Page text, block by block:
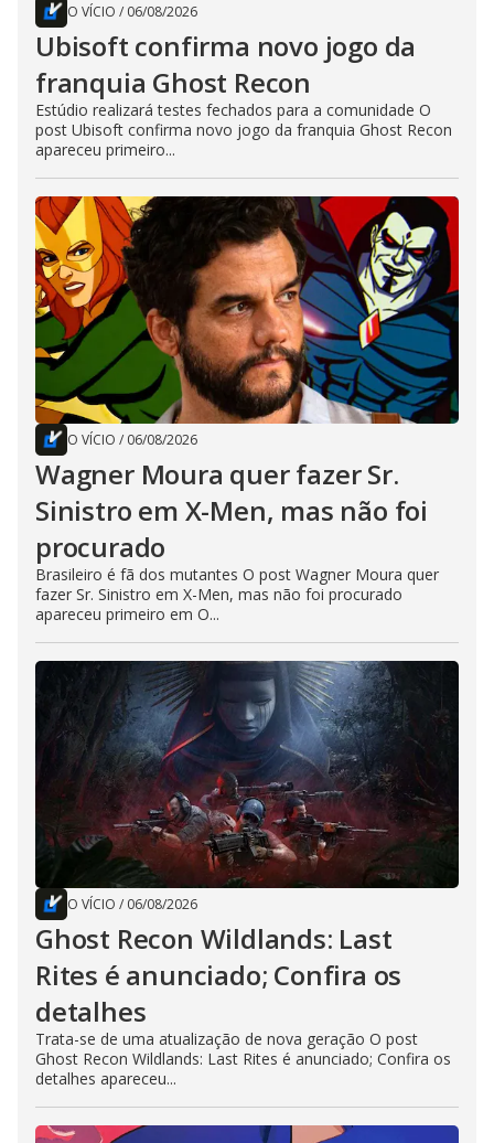
O VÍCIO / 06/08/2026
Ubisoft confirma novo jogo da
franquia Ghost Recon
Estúdio realizará testes fechados para a comunidade O
post Ubisoft confirma novo jogo da franquia Ghost Recon
apareceu primeiro...
O VÍCIO / 06/08/2026
Wagner Moura quer fazer Sr.
Sinistro em X-Men, mas não foi
procurado
Brasileiro é fã dos mutantes O post Wagner Moura quer
fazer Sr. Sinistro em X-Men, mas não foi procurado
apareceu primeiro em O...
O VÍCIO / 06/08/2026
Ghost Recon Wildlands: Last
Rites é anunciado; Confira os
detalhes
Trata-se de uma atualização de nova geração O post
Ghost Recon Wildlands: Last Rites é anunciado; Confira os
detalhes apareceu...